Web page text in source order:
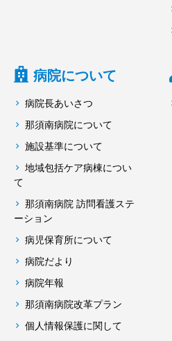
病院について
病院長あいさつ
那須南病院について
施設基準について
地域包括ケア病棟につい
て
那須南病院 訪問看護ステ
ーション
病児保育所について
病院だより
病院年報
那須南病院改革プラン
個人情報保護に関して